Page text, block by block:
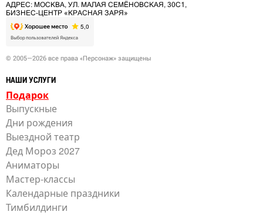
АДРЕС: МОСКВА, УЛ. МАЛАЯ СЕМЁНОВСКАЯ, 30С1,
БИЗНЕС-ЦЕНТР «КРАСНАЯ ЗАРЯ»
© 2005—2026 все права «Персонаж» защищены
НАШИ УСЛУГИ
Подарок
Выпускные
Дни рождения
Выездной театр
Дед Мороз 2027
Аниматоры
Мастер-классы
Календарные праздники
Тимбилдинги